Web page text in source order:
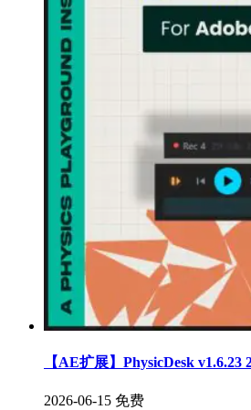
【AE扩展】PhysicDesk
2026-06-15 免费